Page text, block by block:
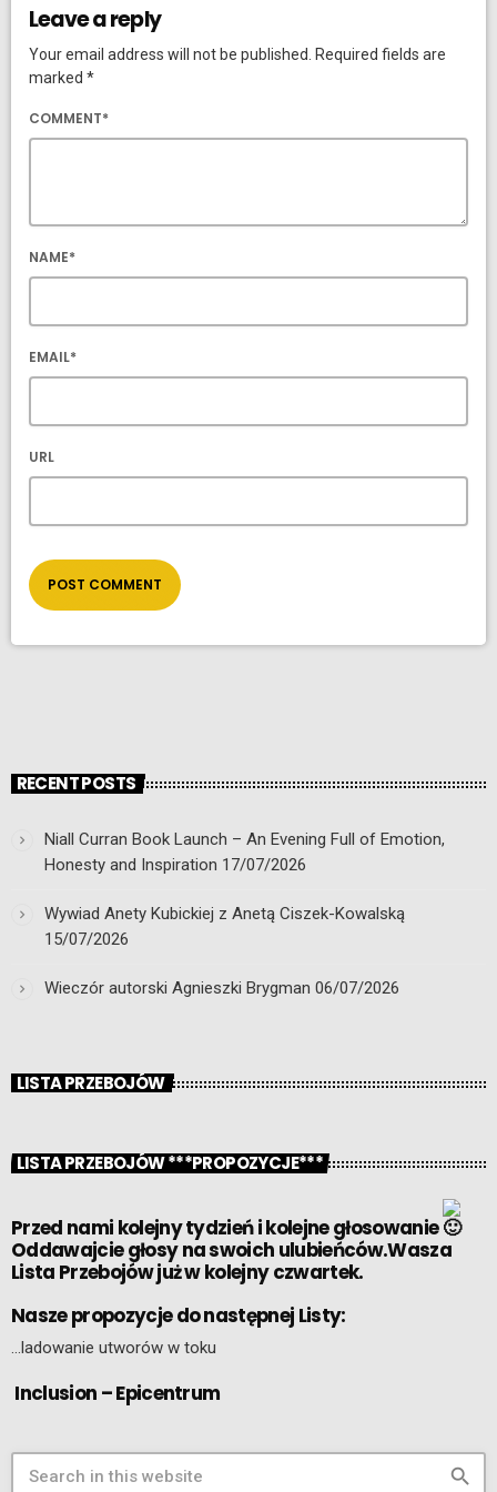
Leave a reply
Your email address will not be published. Required fields are
marked *
COMMENT*
NAME*
EMAIL*
URL
RECENT POSTS
Niall Curran Book Launch – An Evening Full of Emotion,
Honesty and Inspiration 17/07/2026
Wywiad Anety Kubickiej z Anetą Ciszek-Kowalską
15/07/2026
Wieczór autorski Agnieszki Brygman 06/07/2026
LISTA PRZEBOJÓW
LISTA PRZEBOJÓW ***PROPOZYCJE***
Przed nami kolejny tydzień i kolejne głosowanie
Oddawajcie głosy na swoich ulubieńców.Wasza
Lista Przebojów już w kolejny czwartek.
Nasze propozycje do następnej Listy:
…ladowanie utworów w toku
Inclusion – Epicentrum
search